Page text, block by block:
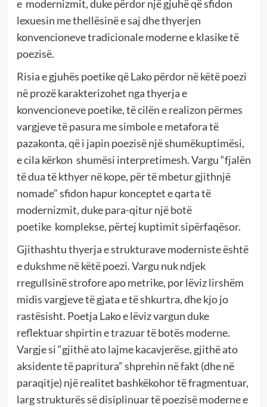
e modernizmit, duke përdor një gjuhë që sfidon
lexuesin me thellësinë e saj dhe thyerjen
konvencioneve tradicionale moderne e klasike të
poezisë.
Risia e gjuhës poetike që Lako përdor në këtë poezi
në prozë karakterizohet nga thyerja e
konvencioneve poetike, të cilën e realizon përmes
vargjeve të pasura me simbole e metafora të
pazakonta, që i japin poezisë një shumëkuptimësi,
e cila kërkon shumësi interpretimesh. Vargu “fjalën
të dua të kthyer në kope, për të mbetur gjithnjë
nomade” sfidon hapur konceptet e qarta të
modernizmit, duke para-qitur një botë
poetike komplekse, përtej kuptimit sipërfaqësor.
Gjithashtu thyerja e strukturave moderniste është
e dukshme në këtë poezi. Vargu nuk ndjek
rregullsinë strofore apo metrike, por lëviz lirshëm
midis vargjeve të gjata e të shkurtra, dhe kjo jo
rastësisht. Poetja Lako e lëviz vargun duke
reflektuar shpirtin e trazuar të botës moderne.
Vargje si “gjithë ato lajme kacavjerëse, gjithë ato
aksidente të papritura” shprehin në fakt (dhe në
paraqitje) një realitet bashkëkohor të fragmentuar,
larg strukturës së disiplinuar të poezisë moderne e